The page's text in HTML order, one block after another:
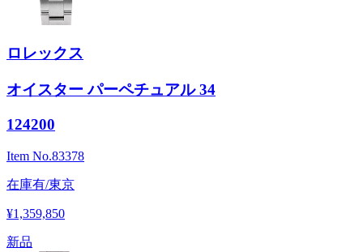
ロレックス
オイスター パーペチュアル 34
124200
Item No.83378
在庫有/東京
¥1,359,850
新品